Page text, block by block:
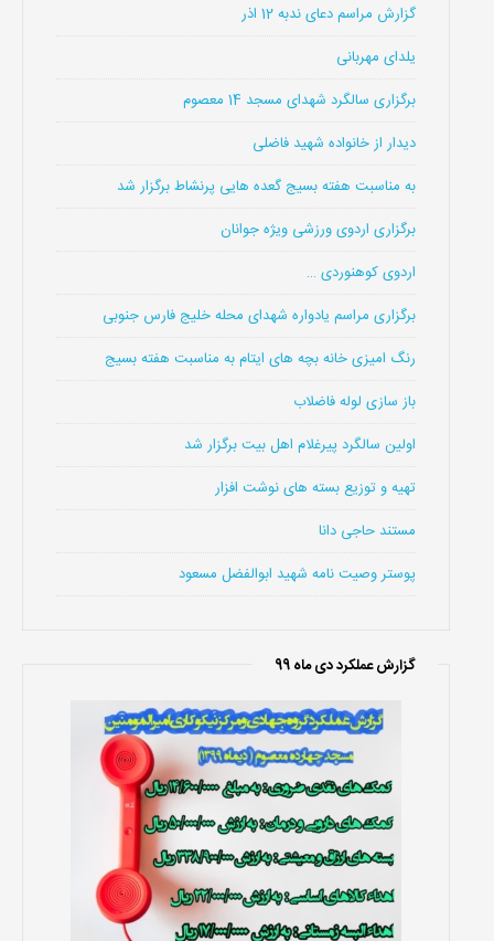
گزارش مراسم دعای ندبه 12 اذر
یلدای مهربانی
برگزاری سالگرد شهدای مسجد 14 معصوم
دیدار از خانواده شهید فاضلی
به مناسبت هفته بسیج گعده هایی پرنشاط برگزار شد
برگزاری اردوی ورزشی ویژه جوانان
اردوی کوهنوردی …
برگزاری مراسم یادواره شهدای محله خلیج فارس جنوبی
رنگ امیزی خانه بچه های ایتام به مناسبت هفته بسیج
باز سازی لوله فاضلاب
اولین سالگرد پیرغلام اهل بیت برگزار شد
تهیه و توزیع بسته های نوشت افزار
مستند حاجی دانا
پوستر وصیت نامه شهید ابوالفضل مسعود
گزارش عملکرد دی ماه 99